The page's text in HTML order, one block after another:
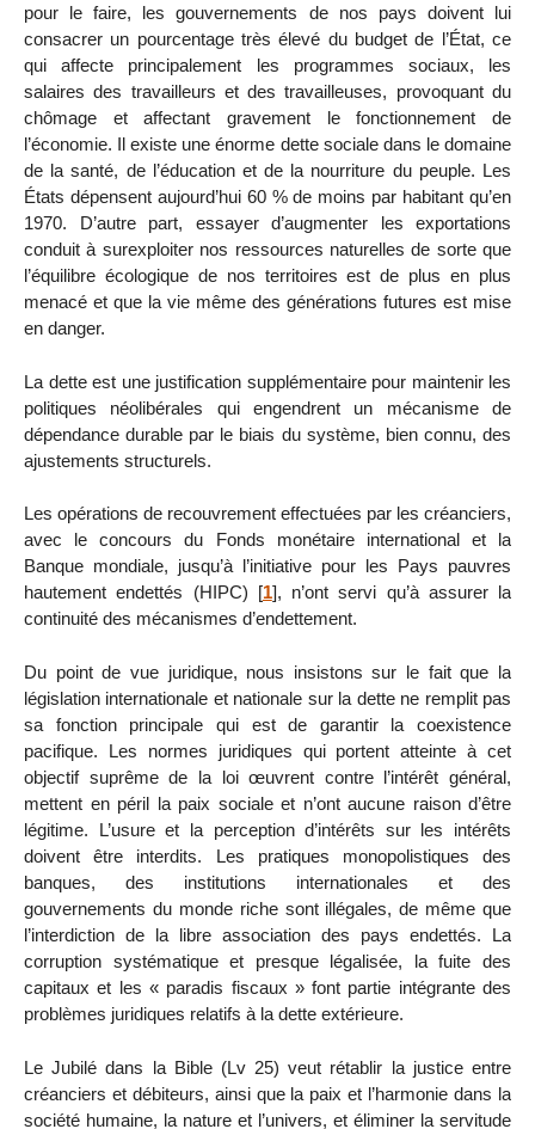
pour le faire, les gouvernements de nos pays doivent lui
consacrer un pourcentage très élevé du budget de l’État, ce
qui affecte principalement les programmes sociaux, les
salaires des travailleurs et des travailleuses, provoquant du
chômage et affectant gravement le fonctionnement de
l’économie. Il existe une énorme dette sociale dans le domaine
de la santé, de l’éducation et de la nourriture du peuple. Les
États dépensent aujourd’hui 60 % de moins par habitant qu’en
1970. D’autre part, essayer d’augmenter les exportations
conduit à surexploiter nos ressources naturelles de sorte que
l’équilibre écologique de nos territoires est de plus en plus
menacé et que la vie même des générations futures est mise
en danger.
La dette est une justification supplémentaire pour maintenir les
politiques néolibérales qui engendrent un mécanisme de
dépendance durable par le biais du système, bien connu, des
ajustements structurels.
Les opérations de recouvrement effectuées par les créanciers,
avec le concours du Fonds monétaire international et la
Banque mondiale, jusqu’à l’initiative pour les Pays pauvres
hautement endettés (HIPC) [1], n’ont servi qu’à assurer la
continuité des mécanismes d’endettement.
Du point de vue juridique, nous insistons sur le fait que la
législation internationale et nationale sur la dette ne remplit pas
sa fonction principale qui est de garantir la coexistence
pacifique. Les normes juridiques qui portent atteinte à cet
objectif suprême de la loi œuvrent contre l’intérêt général,
mettent en péril la paix sociale et n’ont aucune raison d’être
légitime. L’usure et la perception d’intérêts sur les intérêts
doivent être interdits. Les pratiques monopolistiques des
banques, des institutions internationales et des
gouvernements du monde riche sont illégales, de même que
l’interdiction de la libre association des pays endettés. La
corruption systématique et presque légalisée, la fuite des
capitaux et les « paradis fiscaux » font partie intégrante des
problèmes juridiques relatifs à la dette extérieure.
Le Jubilé dans la Bible (Lv 25) veut rétablir la justice entre
créanciers et débiteurs, ainsi que la paix et l’harmonie dans la
société humaine, la nature et l’univers, et éliminer la servitude